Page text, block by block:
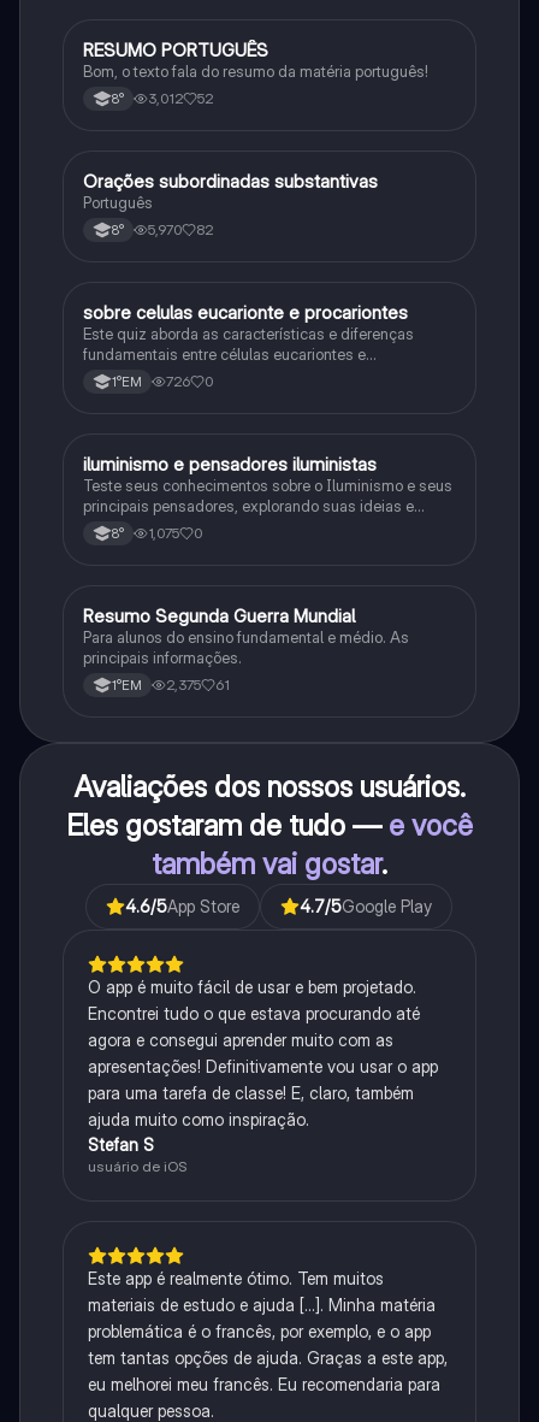
Português
RESUMO PORTUGUÊS
Bom, o texto fala do resumo da matéria português!
8° 3,012 52
Português
Orações subordinadas substantivas
Português
8° 5,970 82
Biologia
sobre celulas eucarionte e procariontes
Este quiz aborda as características e diferenças
fundamentais entre células eucariontes e
procariontes.
1°EM 726 0
História
iluminismo e pensadores iluministas
Teste seus conhecimentos sobre o Iluminismo e seus
principais pensadores, explorando suas ideias e
impacto histórico.
8° 1,075 0
História
Resumo Segunda Guerra Mundial
Para alunos do ensino fundamental e médio. As
principais informações.
1°EM 2,375 61
Avaliações dos nossos usuários.
Eles gostaram de tudo — e você
também vai gostar.
4.6/5App Store 4.7/5Google Play
O app é muito fácil de usar e bem projetado.
Encontrei tudo o que estava procurando até
agora e consegui aprender muito com as
apresentações! Definitivamente vou usar o app
para uma tarefa de classe! E, claro, também
ajuda muito como inspiração.
Stefan S
usuário de iOS
Este app é realmente ótimo. Tem muitos
materiais de estudo e ajuda [...]. Minha matéria
problemática é o francês, por exemplo, e o app
tem tantas opções de ajuda. Graças a este app,
eu melhorei meu francês. Eu recomendaria para
qualquer pessoa.